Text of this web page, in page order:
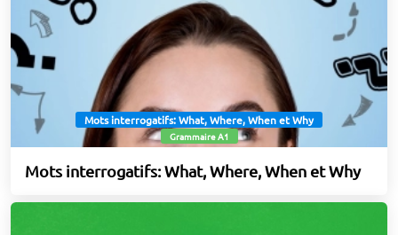
Mots interrogatifs: What, Where, When et Why
Grammaire A1
Mots interrogatifs: What, Where, When et Why